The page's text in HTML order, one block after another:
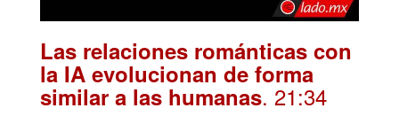
Las relaciones románticas con
la IA evolucionan de forma
similar a las humanas. 21:34